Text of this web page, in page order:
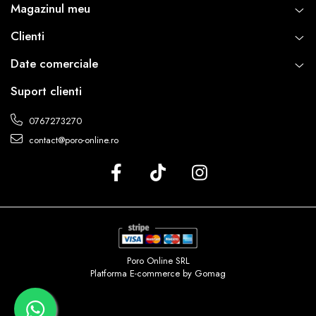
Magazinul meu
Clienti
Date comerciale
Suport clienti
0767273270
contact@poro-online.ro
Poro Online SRL
Platforma E-commerce by Gomag